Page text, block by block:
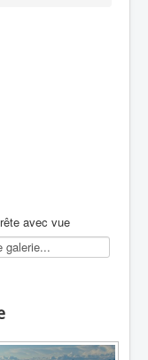
avec vue